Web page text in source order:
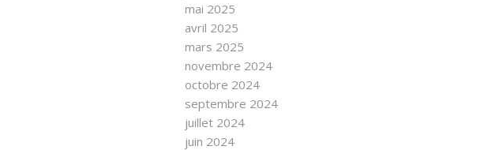
mai 2025
avril 2025
mars 2025
novembre 2024
octobre 2024
septembre 2024
juillet 2024
juin 2024